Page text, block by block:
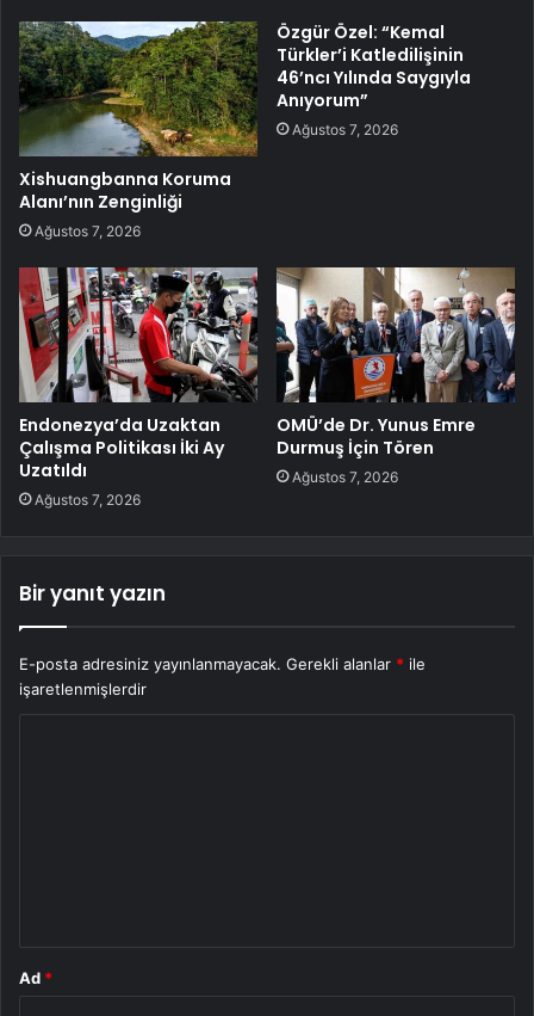
Xishuangbanna Koruma
Alanı’nın Zenginliği
Ağustos 7, 2026
Özgür Özel: “Kemal
Türkler’i Katledilişinin
46’ncı Yılında Saygıyla
Anıyorum”
Ağustos 7, 2026
Endonezya’da Uzaktan
Çalışma Politikası İki Ay
Uzatıldı
Ağustos 7, 2026
OMÜ’de Dr. Yunus Emre
Durmuş İçin Tören
Ağustos 7, 2026
Bir yanıt yazın
E-posta adresiniz yayınlanmayacak. Gerekli alanlar * ile
işaretlenmişlerdir
Ad *